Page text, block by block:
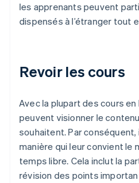
les apprenants peuvent
dispensés à l’étranger tout
Revoir les cours
Avec la plupart des cours
peuvent visionner le
souhaitent. Par
manière qui leur convient le
temps libre. Cela inclut la
révision des points